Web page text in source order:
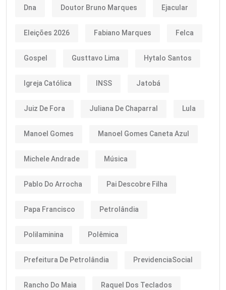
Dna Doutor Bruno Marques Ejacular
Eleições 2026 Fabiano Marques Felca
Gospel Gusttavo Lima Hytalo Santos
Igreja Católica INSS Jatobá
Juiz De Fora Juliana De Chaparral Lula
Manoel Gomes Manoel Gomes Caneta Azul
Michele Andrade Música
Pablo Do Arrocha Pai Descobre Filha
Papa Francisco Petrolândia
Polilaminina Polêmica
Prefeitura De Petrolândia PrevidenciaSocial
Rancho Do Maia Raquel Dos Teclados